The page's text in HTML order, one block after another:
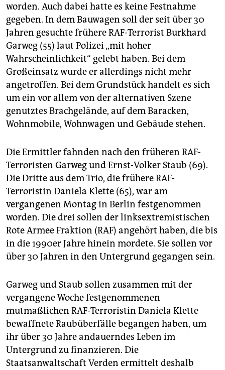
worden. Auch dabei hatte es keine Festnahme
gegeben. In dem Bauwagen soll der seit über 30
Jahren gesuchte frühere RAF-Terrorist Burkhard
Garweg (55) laut Polizei „mit hoher
Wahrscheinlichkeit“ gelebt haben. Bei dem
Großeinsatz wurde er allerdings nicht mehr
angetroffen. Bei dem Grundstück handelt es sich
um ein vor allem von der alternativen Szene
genutztes Brachgelände, auf dem Baracken,
Wohnmobile, Wohnwagen und Gebäude stehen.
Die Ermittler fahnden nach den früheren RAF-
Terroristen Garweg und Ernst-Volker Staub (69).
Die Dritte aus dem Trio, die frühere RAF-
Terroristin Daniela Klette (65), war am
vergangenen Montag in Berlin festgenommen
worden. Die drei sollen der linksextremistischen
Rote Armee Fraktion (RAF) angehört haben, die bis
in die 1990er Jahre hinein mordete. Sie sollen vor
über 30 Jahren in den Untergrund gegangen sein.
Garweg und Staub sollen zusammen mit der
vergangene Woche festgenommenen
mutmaßlichen RAF-Terroristin Daniela Klette
bewaffnete Raubüberfälle begangen haben, um
ihr über 30 Jahre andauerndes Leben im
Untergrund zu finanzieren. Die
Staatsanwaltschaft Verden ermittelt deshalb